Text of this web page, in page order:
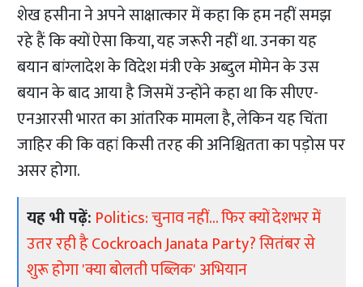
शेख हसीना ने अपने साक्षात्कार में कहा कि हम नहीं समझ
रहे हैं कि क्यों ऐसा किया, यह जरूरी नहीं था. उनका यह
बयान बांग्लादेश के विदेश मंत्री एके अब्दुल मोमेन के उस
बयान के बाद आया है जिसमें उन्होंने कहा था कि सीएए-
एनआरसी भारत का आंतरिक मामला है, लेकिन यह चिंता
जाहिर की कि वहां किसी तरह की अनिश्चितता का पड़ोस पर
असर होगा.
यह भी पढ़ें: Politics: चुनाव नहीं... फिर क्यों देशभर में
उतर रही है Cockroach Janata Party? सितंबर से
शुरू होगा 'क्या बोलती पब्लिक' अभियान